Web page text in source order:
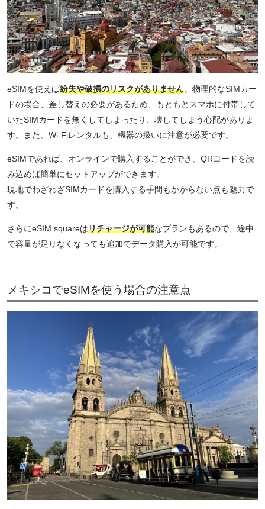
eSIMを使えば紛失や破損のリスクがありません。物理的なSIMカー
ドの場合、差し替えの必要があるため、もともとスマホに付帯して
いたSIMカードを無くしてしまったり、壊してしまう心配がありま
す。また、Wi-Fiレンタルも、機器の扱いに注意が必要です。
eSIMであれば、オンラインで購入することができ、QRコードを読
み込めば簡単にセットアップができます。
現地でわざわざSIMカードを購入する手間もかからない点も魅力で
す。
さらにeSIM squareはリチャージが可能なプランもあるので、途中
で容量が足りなくなっても追加でデータ購入が可能です。
メキシコでeSIMを使う場合の注意点